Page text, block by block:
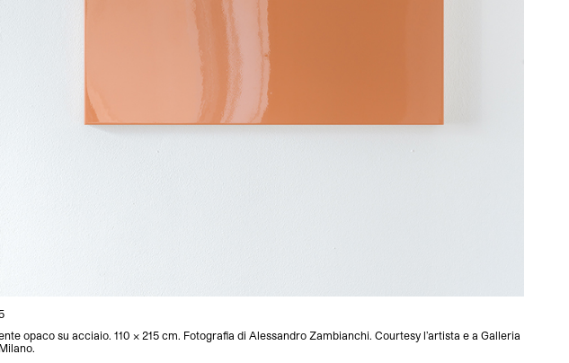
opaco su acciaio. 110 x 215 cm. Fotografia di Alessandro Zambianchi. Courtesy l’artista e a Galleria